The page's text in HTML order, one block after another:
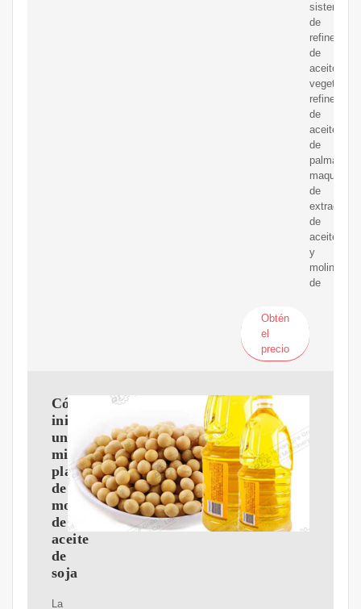
sistemas
de
refinería
de
aceite
vegetal,
refinería
de
aceite
de
palma,
maquinaria
de
extracción
de
aceite
y
molinos
de
Obtén
el
precio
Cómo
iniciar
una
mini
planta
de
molino
de
aceite
de
soja
La